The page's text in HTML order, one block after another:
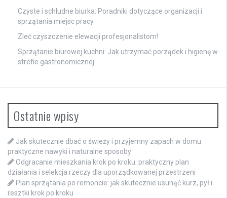
Czyste i schludne biurka: Poradniki dotyczące organizacji i
sprzątania miejsc pracy
Zleć czyszczenie elewacji profesjonalistom!
Sprzątanie biurowej kuchni: Jak utrzymać porządek i higienę w
strefie gastronomicznej
Ostatnie wpisy
Jak skutecznie dbać o świeży i przyjemny zapach w domu:
praktyczne nawyki i naturalne sposoby
Odgracanie mieszkania krok po kroku: praktyczny plan
działania i selekcja rzeczy dla uporządkowanej przestrzeni
Plan sprzątania po remoncie: jak skutecznie usunąć kurz, pył i
resztki krok po kroku